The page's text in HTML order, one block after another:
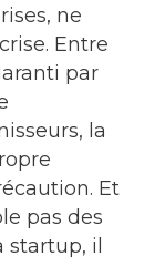
ne
Entre
par
la
Et
pas des
il